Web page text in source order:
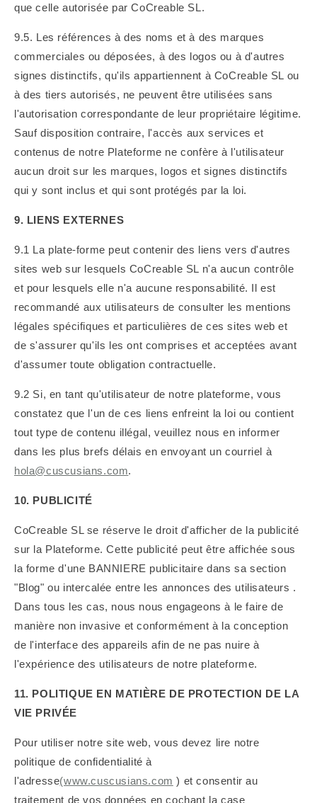
que celle autorisée par CoCreable SL.
9.5. Les références à des noms et à des marques
commerciales ou déposées, à des logos ou à d'autres
signes distinctifs, qu'ils appartiennent à CoCreable SL ou
à des tiers autorisés, ne peuvent être utilisées sans
l'autorisation correspondante de leur propriétaire légitime.
Sauf disposition contraire, l'accès aux services et
contenus de notre Plateforme ne confère à l'utilisateur
aucun droit sur les marques, logos et signes distinctifs
qui y sont inclus et qui sont protégés par la loi.
9. LIENS EXTERNES
9.1 La plate-forme peut contenir des liens vers d'autres
sites web sur lesquels CoCreable SL n'a aucun contrôle
et pour lesquels elle n'a aucune responsabilité. Il est
recommandé aux utilisateurs de consulter les mentions
légales spécifiques et particulières de ces sites web et
de s'assurer qu'ils les ont comprises et acceptées avant
d'assumer toute obligation contractuelle.
9.2 Si, en tant qu'utilisateur de notre plateforme, vous
constatez que l'un de ces liens enfreint la loi ou contient
tout type de contenu illégal, veuillez nous en informer
dans les plus brefs délais en envoyant un courriel à
hola@cuscusians.com.
10. PUBLICITÉ
CoCreable SL se réserve le droit d'afficher de la publicité
sur la Plateforme. Cette publicité peut être affichée sous
la forme d'une BANNIERE publicitaire dans sa section
"Blog" ou intercalée entre les annonces des utilisateurs .
Dans tous les cas, nous nous engageons à le faire de
manière non invasive et conformément à la conception
de l'interface des appareils afin de ne pas nuire à
l'expérience des utilisateurs de notre plateforme.
11. POLITIQUE EN MATIÈRE DE PROTECTION DE LA
VIE PRIVÉE
Pour utiliser notre site web, vous devez lire notre
politique de confidentialité à
l'adresse(www.cuscusians.com ) et consentir au
traitement de vos données en cochant la case